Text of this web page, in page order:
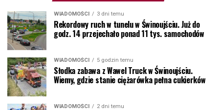
WIADOMOŚCI 3 dni temu
Rekordowy ruch w tunelu w Świnoujściu. Już do
godz. 14 przejechało ponad 11 tys. samochodów
WIADOMOŚCI 5 godzin temu
Słodka zabawa z Wawel Truck w Świnoujściu.
Wiemy, gdzie stanie ciężarówka pełna cukierków
WIADOMOŚCI 2 dni temu